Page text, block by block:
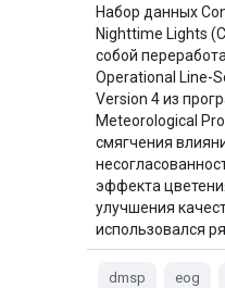
Набор данных
Nighttime Lights
собой
Operational Line-
Version 4 из
Meteorological
смягчения
эффекта
улучшения
использовался
dmsp eog